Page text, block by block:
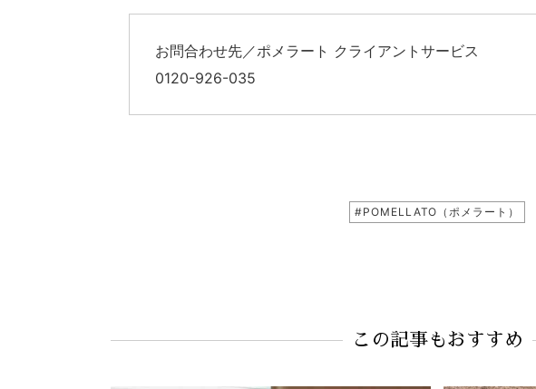
お問合わせ先／ポメラート クライアントサービス
0120-926-035
#POMELLATO（ポメラート）
この記事もおすすめ